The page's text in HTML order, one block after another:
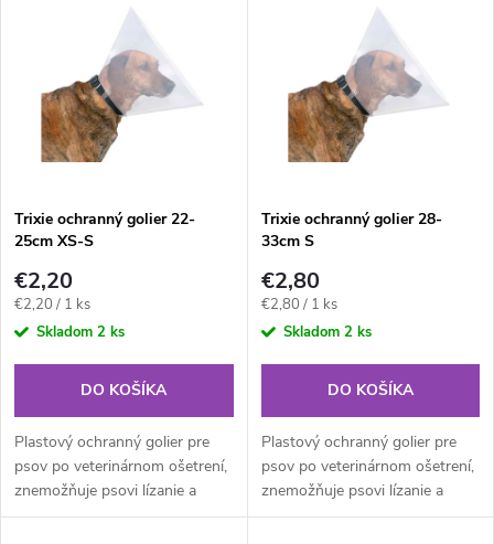
e
p
r
o
d
u
s
p
r
o
d
u
Trixie ochranný golier 22-
25cm XS-S
€2,20
Jednotková
cena:
€2,20 / 1 ks
Skladom 2 ks
DO KOŠÍKA
Plastový ochranný golier pre
psov po veterinárnom ošetrení,
znemožňuje psovi lízanie a
okusovanie rán, vyťahovanie
Trixie ochranný golier 28-
33cm S
€2,80
Jednotková
cena:
€2,80 / 1 ks
Skladom 2 ks
DO KOŠÍKA
Plastový ochranný golier pre
psov po veterinárnom ošetrení,
znemožňuje psovi lízanie a
okusovanie rán, vyťahovanie